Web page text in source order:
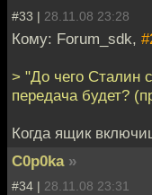
#33 | 28.11.08 23:28
Кому: Forum_sdk,
> "До чего Сталин
передача будет?
Когда ящик
C0p0ka »
#34 | 28.11.08 23:31